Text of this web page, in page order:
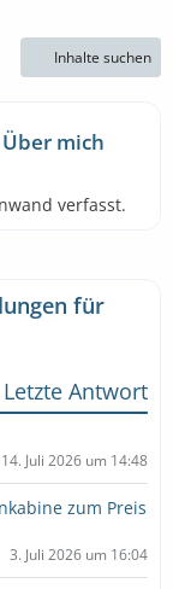
Inhalte suchen
Über mich
verfasst.
für
Letzte Antwort
14. Juli 2026 um 14:48
zum Preis
3. Juli 2026 um 16:04